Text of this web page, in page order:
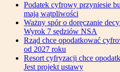
Podatek cyfrowy przyniesie
mają wątpliwości
Ważny spór o doręczanie
Wyrok 7 sędziów NSA
Rząd chce opodatkować
od 2027 roku
Resort cyfryzacji chce
Jest projekt ustawy